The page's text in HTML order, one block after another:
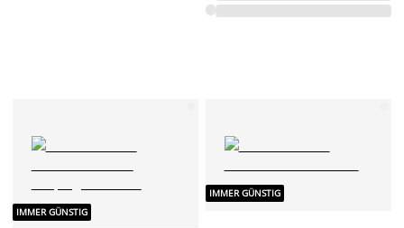
IMMER GÜNSTIG
IMMER GÜNSTIG